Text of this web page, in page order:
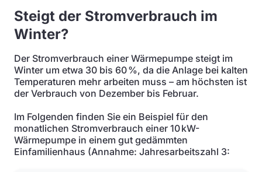
Steigt der Stromverbrauch im
Winter?
Der Stromverbrauch einer Wärmepumpe steigt im
Winter um etwa 30 bis 60 %, da die Anlage bei kalten
Temperaturen mehr arbeiten muss – am höchsten ist
der Verbrauch von Dezember bis Februar.
Im Folgenden finden Sie ein Beispiel für den
monatlichen Stromverbrauch einer 10 kW-
Wärmepumpe in einem gut gedämmten
Einfamilienhaus (Annahme: Jahresarbeitszahl 3: